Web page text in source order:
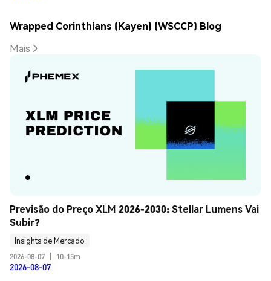
Wrapped Corinthians (Kayen) (WSCCP) Blog
Mais
Previsão do Preço XLM 2026-2030: Stellar Lumens Vai
Subir?
Insights de Mercado
2026-08-07
10-15m
2026-08-07